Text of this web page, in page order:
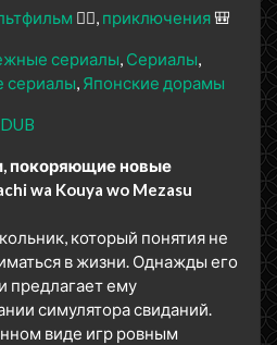
🧚‍♀️ приключения 🎒
сериалы Сериалы
сериалы Японские дорамы
покоряющие новые
wa Kouya wo Mezasu
который понятия не
в жизни. Однажды его
предлагает ему
симулятора свиданий.
виде игр ровным